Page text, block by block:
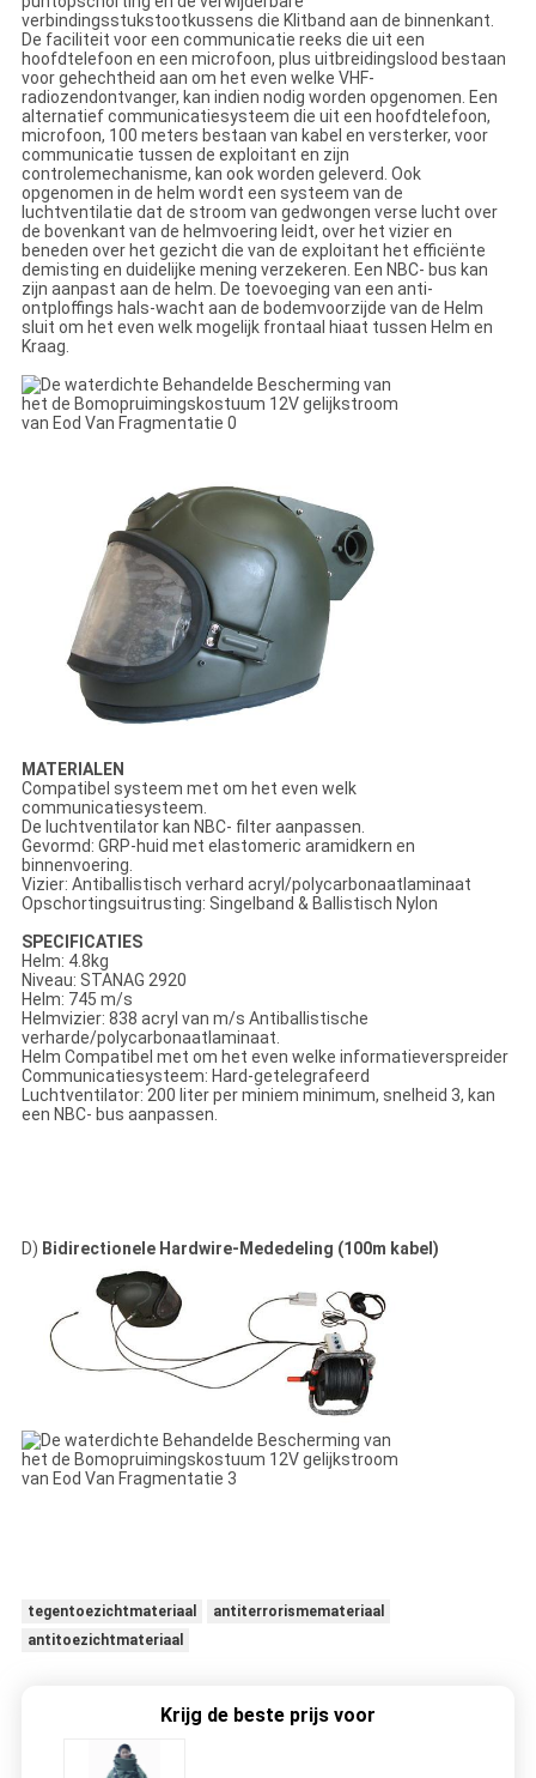
verbindingsstukstootkussens die Klitband aan de binnenkant.
De faciliteit voor een communicatie reeks die uit een
hoofdtelefoon en een microfoon, plus uitbreidingslood bestaan
voor gehechtheid aan om het even welke VHF-
radiozendontvanger, kan indien nodig worden opgenomen. Een
alternatief communicatiesysteem die uit een hoofdtelefoon,
microfoon, 100 meters bestaan van kabel en versterker, voor
communicatie tussen de exploitant en zijn
controlemechanisme, kan ook worden geleverd. Ook
opgenomen in de helm wordt een systeem van de
luchtventilatie dat de stroom van gedwongen verse lucht over
de bovenkant van de helmvoering leidt, over het vizier en
beneden over het gezicht die van de exploitant het efficiënte
demisting en duidelijke mening verzekeren. Een NBC- bus kan
zijn aanpast aan de helm. De toevoeging van een anti-
ontploffings hals-wacht aan de bodemvoorzijde van de Helm
sluit om het even welk mogelijk frontaal hiaat tussen Helm en
Kraag.
MATERIALEN
Compatibel systeem met om het even welk
communicatiesysteem.
De luchtventilator kan NBC- filter aanpassen.
Gevormd: GRP-huid met elastomeric aramidkern en
binnenvoering.
Vizier: Antiballistisch verhard acryl/polycarbonaatlaminaat
Opschortingsuitrusting: Singelband & Ballistisch Nylon
SPECIFICATIES
Helm: 4.8kg
Niveau: STANAG 2920
Helm: 745 m/s
Helmvizier: 838 acryl van m/s Antiballistische
verharde/polycarbonaatlaminaat.
Helm Compatibel met om het even welke informatieverspreider
Communicatiesysteem: Hard-getelegrafeerd
Luchtventilator: 200 liter per miniem minimum, snelheid 3, kan
een NBC- bus aanpassen.
D) Bidirectionele Hardwire-Mededeling (100m kabel)
tegentoezichtmateriaal
antiterrorismemateriaal
antitoezichtmateriaal
Krijg de beste prijs voor